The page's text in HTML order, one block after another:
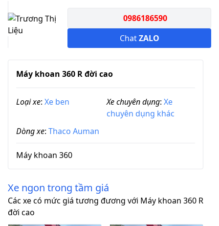
0986186590
ChatZALO
Máy khoan 360 R đời cao
Loại xe: Xe ben Xe chuyên dụng: Xe
chuyên dụng khác
Dòng xe: Thaco Auman
Máy khoan 360
Xe ngon trong tầm giá
Các xe có mức giá tương đương với Máy khoan 360 R
đời cao